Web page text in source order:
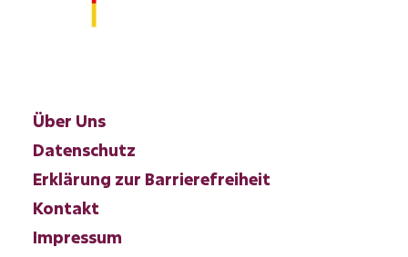
Über Uns
Datenschutz
Erklärung zur Barrierefreiheit
Kontakt
Impressum